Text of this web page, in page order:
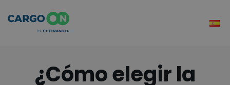
¿Cómo elegir la